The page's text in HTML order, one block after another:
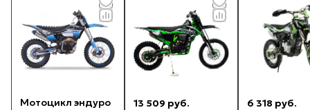
Мотоцикл эндуро
13 509 руб.
6 318 руб.